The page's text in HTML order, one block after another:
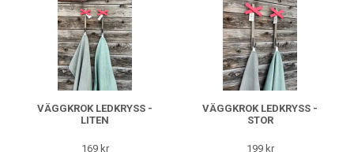
VÄGGKROK LEDKRYSS -
LITEN
169 kr
VÄGGKROK LEDKRYSS -
STOR
199 kr